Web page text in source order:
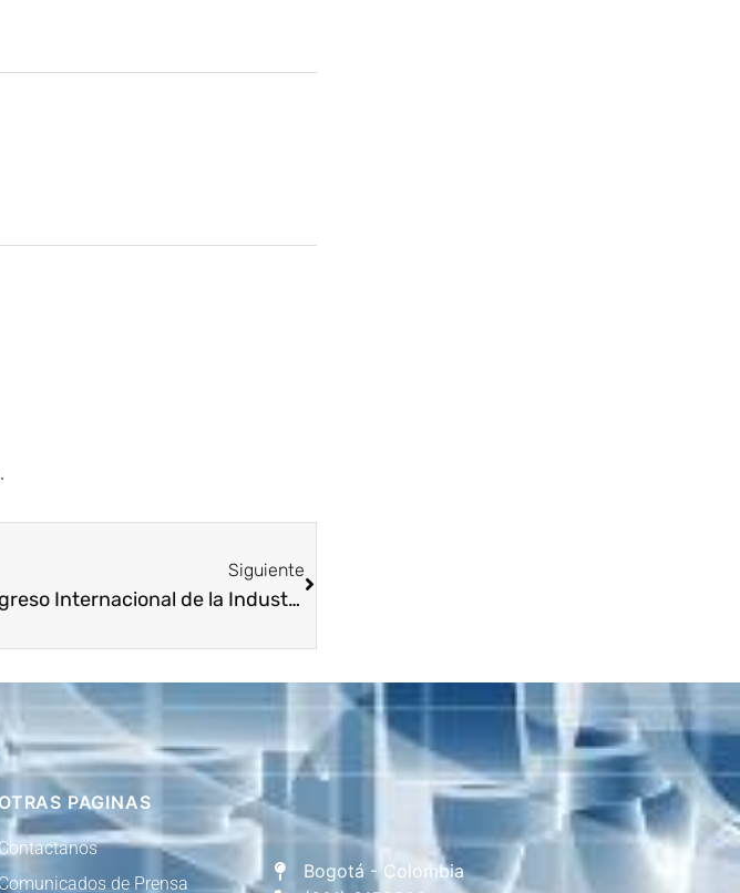
Siguiente
Invitación Congreso Internacional de la Industria Automotriz y sus Partes
OTRAS PAGINAS
de Prensa
Bogotá - Colombia